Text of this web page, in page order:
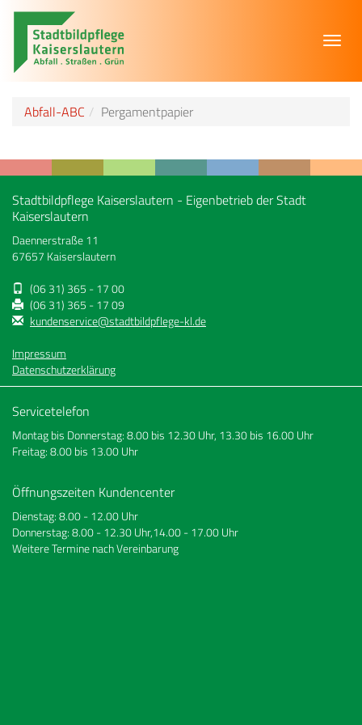
Abfall-ABC Pergamentpapier
Stadtbildpflege Kaiserslautern - Eigenbetrieb der Stadt
Kaiserslautern
Daennerstraße 11
67657 Kaiserslautern
(06 31) 365 - 17 00
(06 31) 365 - 17 09
kundenservice@stadtbildpflege-kl.de
Impressum
Datenschutzerklärung
Servicetelefon
Montag bis Donnerstag: 8.00 bis 12.30 Uhr, 13.30 bis 16.00 Uhr
Freitag: 8.00 bis 13.00 Uhr
Öffnungszeiten Kundencenter
Dienstag: 8.00 - 12.00 Uhr
Donnerstag: 8.00 - 12.30 Uhr,14.00 - 17.00 Uhr
Weitere Termine nach Vereinbarung